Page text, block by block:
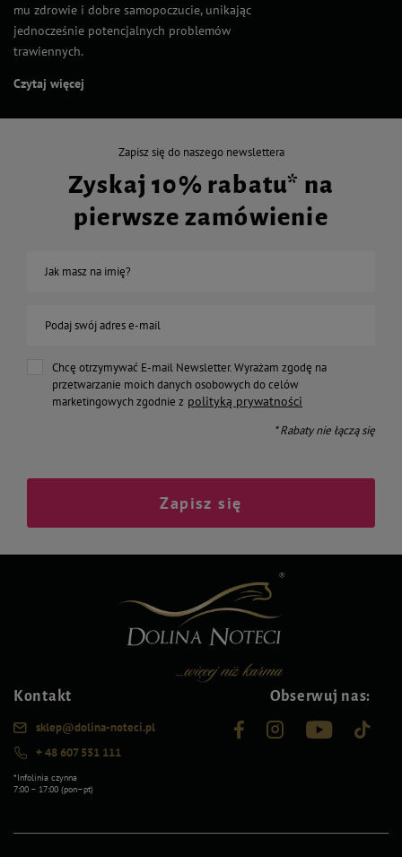
mu zdrowie i dobre samopoczucie, unikając
jednocześnie potencjalnych problemów
trawiennych.
Czytaj więcej
Zapisz się do naszego newslettera
Zyskaj 10% rabatu* na
pierwsze zamówienie
Jak masz na imię?
Podaj swój adres e-mail
Chcę otrzymywać E-mail Newsletter. Wyrażam zgodę na
przetwarzanie moich danych osobowych do celów
marketingowych zgodnie z polityką prywatności
* Rabaty nie łączą się
Zapisz się
Kontakt
sklep@dolina-noteci.pl
+ 48 607 551 111
*Infolinia czynna
7:00 – 17:00 (pon–pt)
Obserwuj nas: